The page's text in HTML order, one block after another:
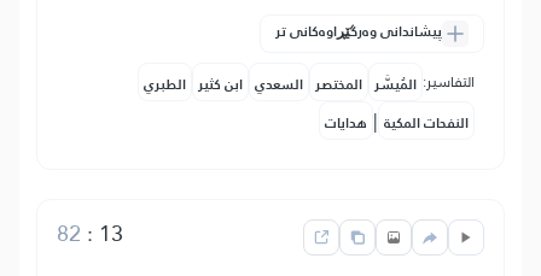
پیشاندانی وەرگێڕاوەکانی تر
التفاسير: المُيسَّر المختصر السعدي ابن كثير الطبري
النفحات المكية | هدايات
13
:
82